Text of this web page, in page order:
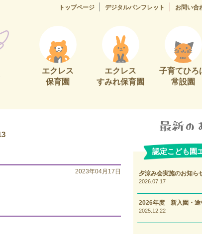
トップページ デジタルパンフレット お問い合
エクレス
保育園
エクレス
すみれ保育園
子育てひろ
常設園
2023年04月17日
認定こども園
夕涼み会実施のお知ら
2026.07.17
2026年度 新入園・途
2025.12.22